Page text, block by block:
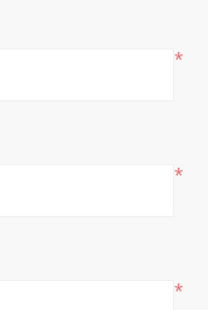
*
*
*